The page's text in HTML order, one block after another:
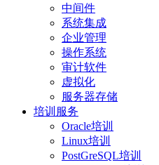
中间件
系统集成
企业管理
操作系统
审计软件
虚拟化
服务器存储
培训服务
Oracle培训
Linux培训
PostGreSQL培训